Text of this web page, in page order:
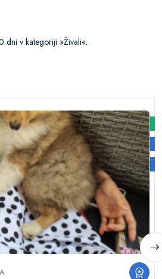
dni v kategoriji »Živali«.